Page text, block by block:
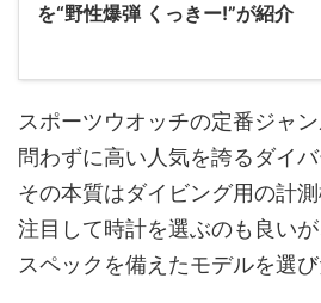
を“野性爆弾 くっきー!”が紹介
スポーツウオッチの定番ジャ
問わずに高い人気を誇るダイバ
その本質はダイビング用の計
注目して時計を選ぶのも良い
スペックを備えたモデルを選び